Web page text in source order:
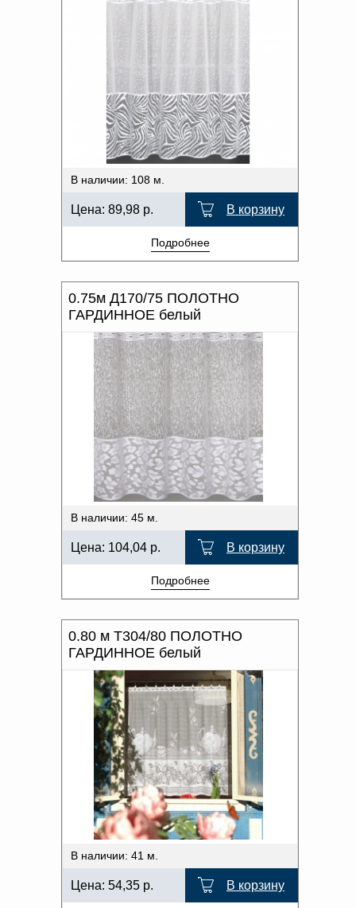
В наличии: 108 м.
Цена: 89,98 р. В корзину
Подробнее
0.75м Д170/75 ПОЛОТНО
ГАРДИННОЕ белый
В наличии: 45 м.
Цена: 104,04 р. В корзину
Подробнее
0.80 м Т304/80 ПОЛОТНО
ГАРДИННОЕ белый
В наличии: 41 м.
Цена: 54,35 р. В корзину